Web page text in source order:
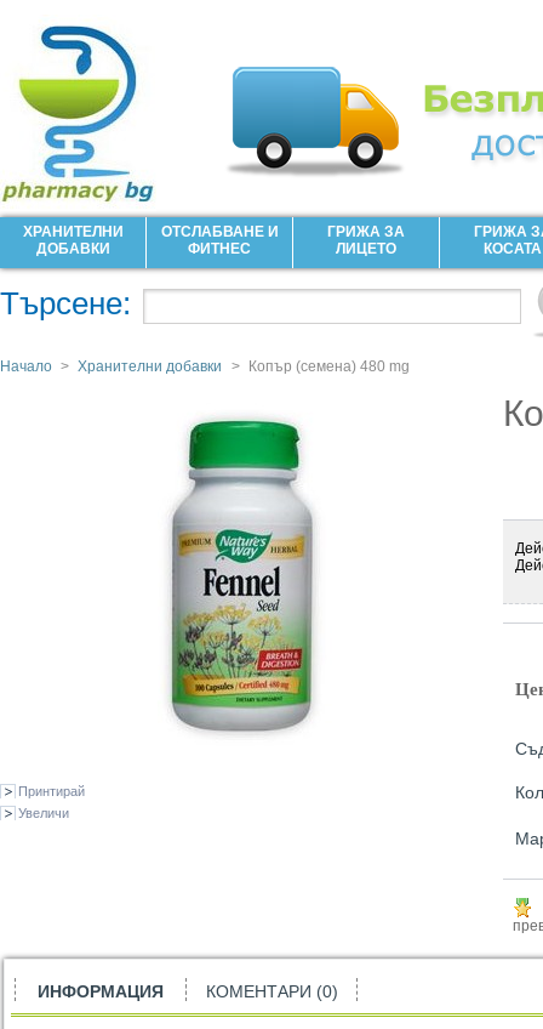
ХРАНИТЕЛНИ
ДОБАВКИ
ОТСЛАБВАНЕ И
ФИТНЕС
ГРИЖА ЗА
ЛИЦЕТО
ГРИЖА
КОСАТА
Търсене:
Начало > Хранителни добавки > Копър (семена) 480 mg
Принтирай
Увеличи
ИНФОРМАЦИЯ КОМЕНТАРИ (0)